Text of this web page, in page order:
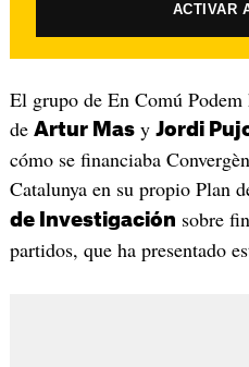
ACTIVAR
El grupo de En Comú
de Artur Masy Jordi
cómo se financiaba
Catalunya en su propio Plan
de Investigación sobre
partidos, que ha presentado